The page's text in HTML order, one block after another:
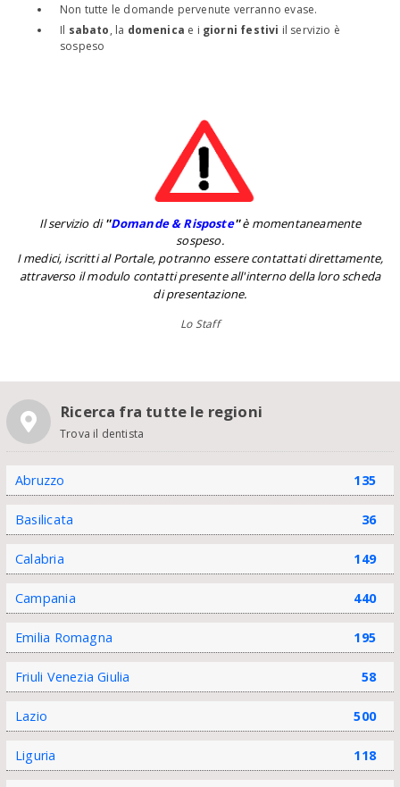
Non tutte le domande pervenute verranno evase.
Il sabato, la domenica e i giorni festivi il servizio è
sospeso
Il servizio di''Domande & Risposte''è momentaneamente
sospeso.
I medici, iscritti al Portale, potranno essere contattati direttamente,
attraverso il modulo contatti presente all'interno della loro scheda
di presentazione.
Lo Staff
Ricerca fra tutte le regioni
Trova il dentista
Abruzzo 135
Basilicata 36
Calabria 149
Campania 440
Emilia Romagna 195
Friuli Venezia Giulia 58
Lazio 500
Liguria 118